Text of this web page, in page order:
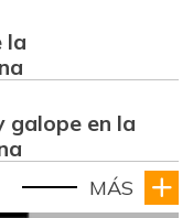
la
galope en la
MÁS